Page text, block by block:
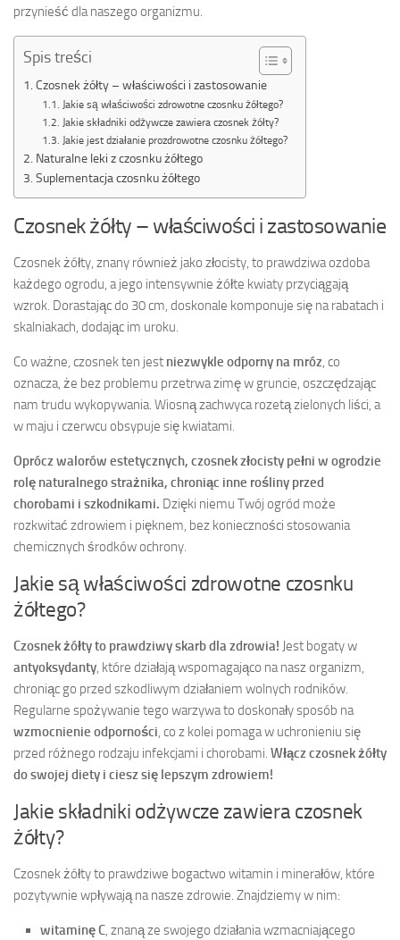
przynieść dla naszego organizmu.
Spis treści
Czosnek żółty – właściwości i zastosowanie
Jakie są właściwości zdrowotne czosnku żółtego?
Jakie składniki odżywcze zawiera czosnek żółty?
Jakie jest działanie prozdrowotne czosnku żółtego?
Naturalne leki z czosnku żółtego
Suplementacja czosnku żółtego
Czosnek żółty – właściwości i zastosowanie
Czosnek żółty, znany również jako złocisty, to prawdziwa ozdoba
każdego ogrodu, a jego intensywnie żółte kwiaty przyciągają
wzrok. Dorastając do 30 cm, doskonale komponuje się na rabatach i
skalniakach, dodając im uroku.
Co ważne, czosnek ten jest niezwykle odporny na mróz, co
oznacza, że bez problemu przetrwa zimę w gruncie, oszczędzając
nam trudu wykopywania. Wiosną zachwyca rozetą zielonych liści, a
w maju i czerwcu obsypuje się kwiatami.
Oprócz walorów estetycznych, czosnek złocisty pełni w ogrodzie
rolę naturalnego strażnika, chroniąc inne rośliny przed
chorobami i szkodnikami. Dzięki niemu Twój ogród może
rozkwitać zdrowiem i pięknem, bez konieczności stosowania
chemicznych środków ochrony.
Jakie są właściwości zdrowotne czosnku
żółtego?
Czosnek żółty to prawdziwy skarb dla zdrowia! Jest bogaty w
antyoksydanty, które działają wspomagająco na nasz organizm,
chroniąc go przed szkodliwym działaniem wolnych rodników.
Regularne spożywanie tego warzywa to doskonały sposób na
wzmocnienie odporności, co z kolei pomaga w uchronieniu się
przed różnego rodzaju infekcjami i chorobami. Włącz czosnek żółty
do swojej diety i ciesz się lepszym zdrowiem!
Jakie składniki odżywcze zawiera czosnek
żółty?
Czosnek żółty to prawdziwe bogactwo witamin i minerałów, które
pozytywnie wpływają na nasze zdrowie. Znajdziemy w nim:
witaminę C, znaną ze swojego działania wzmacniającego